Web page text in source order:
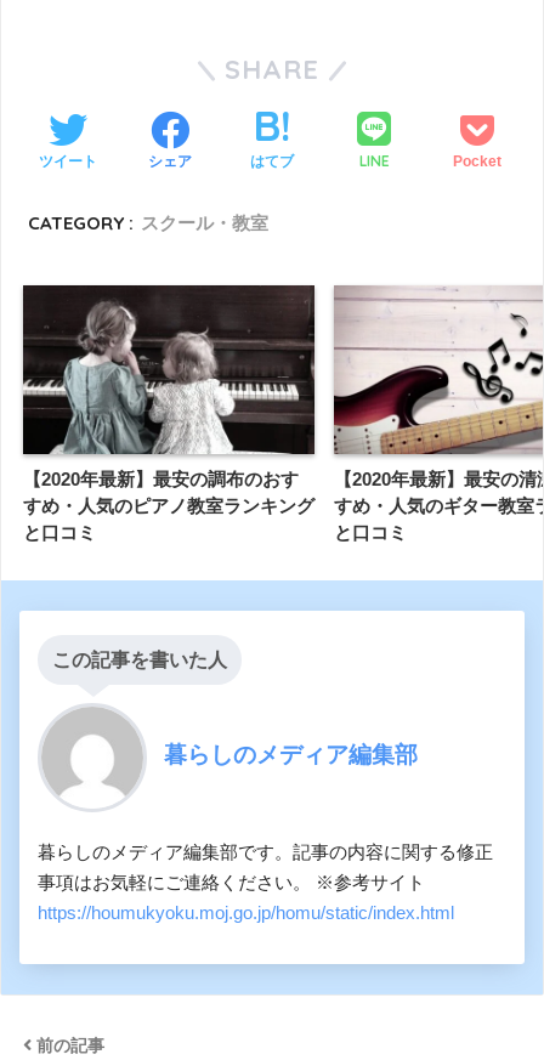
SHARE
ツイート シェア はてブ LINE Pocket
CATEGORY : スクール・教室
【2020年最新】最安の調布のおす
すめ・人気のピアノ教室ランキング
と口コミ
【2020年最新】最安の
すめ・人気のギター教室
と口コミ
この記事を書いた人
暮らしのメディア編集部
暮らしのメディア編集部です。記事の内容に関する修正
事項はお気軽にご連絡ください。 ※参考サイト
https://houmukyoku.moj.go.jp/homu/static/index.html
前の記事